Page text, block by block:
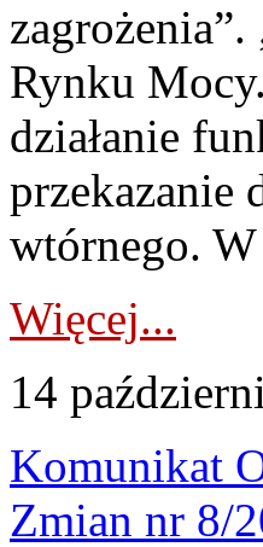
Rynku
działanie
przekazanie
wtórnego.
Więcej...
14
Komunikat
Zmian nr 8/